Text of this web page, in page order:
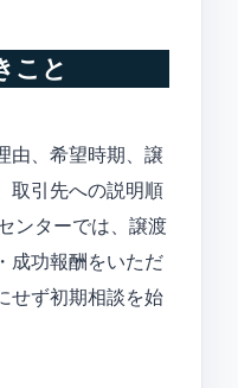
こと
由、希望時期、譲
取引先への説明順
ンターでは、譲渡
成功報酬をいただ
せず初期相談を始